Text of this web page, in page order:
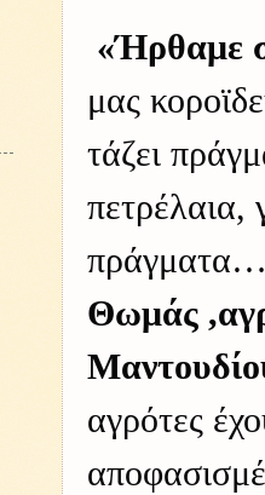
«Ήρθαμε
μας
τάζει
πετρέλαια,
πράγματα…
Θωμάς
αγρότες